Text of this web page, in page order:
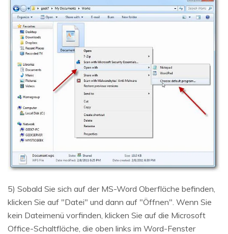
5) Sobald Sie sich auf der MS-Word Oberfläche befinden,
klicken Sie auf "Datei" und dann auf "Öffnen". Wenn Sie
kein Dateimenü vorfinden, klicken Sie auf die Microsoft
Office-Schaltfläche, die oben links im Word-Fenster